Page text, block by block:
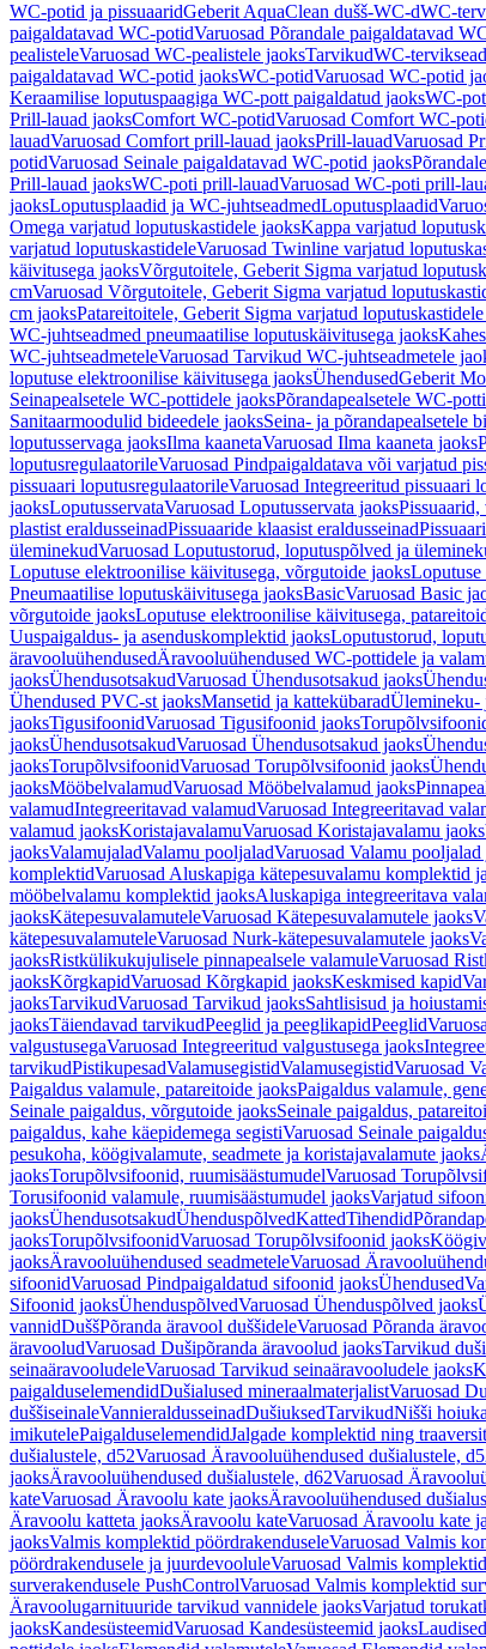
WC-potid ja pissuaaridGeberit AquaClean dušš-WC-dWC-
paigaldatavad WC-potidVaruosad Põrandale paigaldatavad
pealisteleVaruosad WC-pealistele jaoksTarvikudWC-
paigaldatavad WC-potid jaoksWC-potidVaruosad WC-potid
Keraamilise loputuspaagiga WC-pott paigaldatud jaoksWC-
Prill-lauad jaoksComfort WC-potidVaruosad Comfort WC-
lauadVaruosad Comfort prill-lauad jaoksPrill-lauadVaruosad
potidVaruosad Seinale paigaldatavad WC-potid jaoks
Prill-lauad jaoksWC-poti prill-lauadVaruosad WC-poti prill-
jaoksLoputusplaadid ja WC-juhtseadmedLoputusplaadid
Omega varjatud loputuskastidele jaoksKappa varjatud
varjatud loputuskastideleVaruosad Twinline varjatud
käivitusega jaoksVõrgutoitele, Geberit Sigma varjatud
cmVaruosad Võrgutoitele, Geberit Sigma varjatud
cm jaoksPatareitoitele, Geberit Sigma varjatud
WC-juhtseadmed pneumaatilise loputuskäivitusega jaoks
WC-juhtseadmeteleVaruosad Tarvikud WC-juhtseadmetele
loputuse elektroonilise käivitusega jaoksÜhendusedGeberit
Seinapealsetele WC-pottidele jaoksPõrandapealsetele WC-
Sanitaarmoodulid bideedele jaoksSeina- ja põrandapealsetele
loputusservaga jaoksIlma kaanetaVaruosad Ilma kaaneta jaoks
loputusregulaatorileVaruosad Pindpaigaldatava või varjatud
pissuaari loputusregulaatorileVaruosad Integreeritud pissuaari
jaoksLoputusservataVaruosad Loputusservata jaoks
plastist eraldusseinadPissuaaride klaasist eraldusseinad
üleminekudVaruosad Loputustorud, loputuspõlved ja
Loputuse elektroonilise käivitusega, võrgutoide jaoksLoputuse
Pneumaatilise loputuskäivitusega jaoksBasicVaruosad Basic
võrgutoide jaoksLoputuse elektroonilise käivitusega,
Uuspaigaldus- ja asenduskomplektid jaoksLoputustorud,
äravooluühendusedÄravooluühendused WC-pottidele ja
jaoksÜhendusotsakudVaruosad Ühendusotsakud jaoks
Ühendused PVC-st jaoksMansetid ja kattekübaradÜlemineku-
jaoksTigusifoonidVaruosad Tigusifoonid jaoks
jaoksÜhendusotsakudVaruosad Ühendusotsakud jaoks
jaoksTorupõlvsifoonidVaruosad Torupõlvsifoonid jaoks
jaoksMööbelvalamudVaruosad Mööbelvalamud jaoks
valamudIntegreeritavad valamudVaruosad Integreeritavad
valamud jaoksKoristajavalamuVaruosad Koristajavalamu jaoks
jaoksValamujaladValamu pooljaladVaruosad Valamu pooljalad
komplektidVaruosad Aluskapiga kätepesuvalamu komplektid
mööbelvalamu komplektid jaoksAluskapiga integreeritava
jaoksKätepesuvalamuteleVaruosad Kätepesuvalamutele jaoks
kätepesuvalamuteleVaruosad Nurk-kätepesuvalamutele jaoks
jaoksRistkülikukujulisele pinnapealsele valamuleVaruosad
jaoksKõrgkapidVaruosad Kõrgkapid jaoksKeskmised kapid
jaoksTarvikudVaruosad Tarvikud jaoksSahtlisisud ja
jaoksTäiendavad tarvikudPeeglid ja peeglikapidPeeglid
valgustusegaVaruosad Integreeritud valgustusega jaoks
tarvikudPistikupesadValamusegistidValamusegistidVaruosad
Paigaldus valamule, patareitoide jaoksPaigaldus valamule,
Seinale paigaldus, võrgutoide jaoksSeinale paigaldus,
paigaldus, kahe käepidemega segistiVaruosad Seinale
pesukoha, köögivalamute, seadmete ja koristajavalamute jaoks
jaoksTorupõlvsifoonid, ruumisäästumudelVaruosad
Torusifoonid valamule, ruumisäästumudel jaoksVarjatud
jaoksÜhendusotsakudÜhenduspõlvedKattedTihendid
jaoksTorupõlvsifoonidVaruosad Torupõlvsifoonid jaoks
jaoksÄravooluühendused seadmeteleVaruosad
sifoonidVaruosad Pindpaigaldatud sifoonid jaoksÜhendused
Sifoonid jaoksÜhenduspõlvedVaruosad Ühenduspõlved jaoks
vannidDuššPõranda äravool duššideleVaruosad Põranda
äravooludVaruosad Dušipõranda äravoolud jaoksTarvikud
seinaäravooludeleVaruosad Tarvikud seinaäravooludele jaoks
paigalduselemendidDušialused mineraalmaterjalistVaruosad
duššiseinaleVannieraldusseinadDušiuksedTarvikudNišši
imikutelePaigalduselemendidJalgade komplektid ning
dušialustele, d52Varuosad Äravooluühendused dušialustele,
jaoksÄravooluühendused dušialustele, d62Varuosad
kateVaruosad Äravoolu kate jaoksÄravooluühendused
Äravoolu katteta jaoksÄravoolu kateVaruosad Äravoolu kate
jaoksValmis komplektid pöördrakenduseleVaruosad Valmis
pöördrakendusele ja juurdevooluleVaruosad Valmis
surverakendusele PushControlVaruosad Valmis komplektid
Äravoolugarnituuride tarvikud vannidele jaoksVarjatud
jaoksKandesüsteemidVaruosad Kandesüsteemid jaoksLaudised